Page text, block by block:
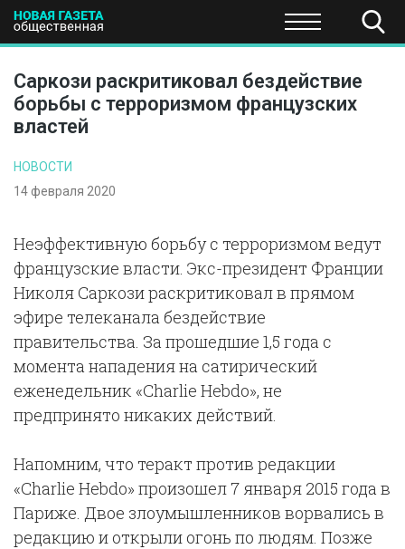
ПОЛИТИКА ЭКОНОМИКА НАУКА И
Саркози раскритиковал бездействие
борьбы с терроризмом французских
властей
НОВОСТИ
14 февраля 2020
Неэффективную борьбу с терроризмом ведут
французские власти. Экс-президент Франции
Николя Саркози раскритиковал в прямом
эфире телеканала бездействие
правительства. За прошедшие 1,5 года с
момента нападения на сатирический
еженедельник «Charlie Hebdo», не
предпринято никаких действий.
Напомним, что теракт против редакции
«Charlie Hebdo» произошел 7 января 2015 года в
Париже. Двое злоумышленников ворвались в
редакцию и открыли огонь по людям. Позже